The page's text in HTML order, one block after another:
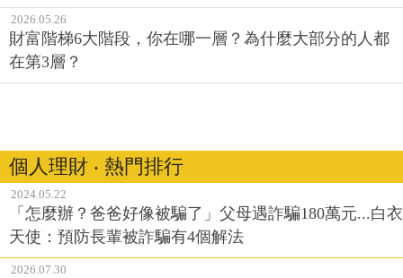
2026.05.26
財富階梯6大階段，你在哪一層？為什麼大部分的人都
在第3層？
個人理財 ‧ 熱門排行
2024.05.22
「怎麼辦？爸爸好像被騙了」父母遇詐騙180萬元...白衣
天使：預防長輩被詐騙有4個解法
2026.07.30